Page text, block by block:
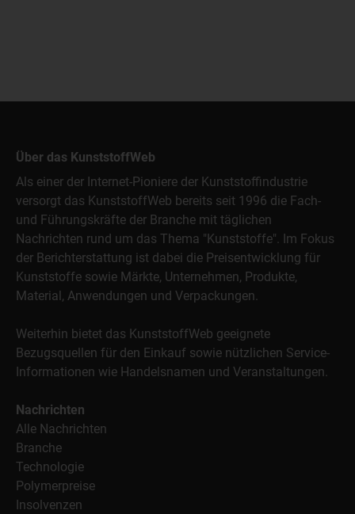
Über das KunststoffWeb
Als einer der Internet-Pioniere der Kunststoffindustrie
versorgt das KunststoffWeb bereits seit 1996 die Fach-
und Führungskräfte der Branche mit täglichen
Nachrichten rund um das Thema "Kunststoffe". Im Fokus
der Berichterstattung ist dabei die Preisentwicklung für
Kunststoffe sowie Märkte, Unternehmen, Produkte,
Material, Anwendungen und Verpackungen.
Weiterhin bietet das KunststoffWeb geeignete
Bezugsquellen für den Einkauf sowie nützlichen Service-
Informationen wie Handelsnamen und Veranstaltungen.
Nachrichten
Alle Nachrichten
Branche
Technologie
Polymerpreise
Insolvenzen